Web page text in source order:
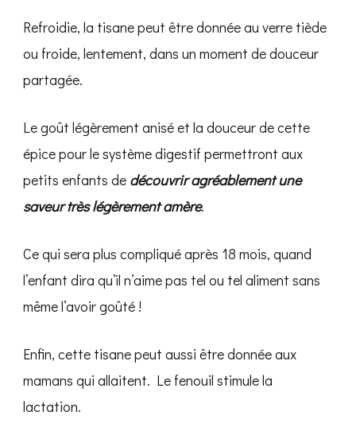
Refroidie, la tisane peut être donnée au verre tiède
ou froide, lentement, dans un moment de douceur
partagée.
Le goût légèrement anisé et la douceur de cette
épice pour le système digestif permettront aux
petits enfants de découvrir agréablement une
saveur très légèrement amère.
Ce qui sera plus compliqué après 18 mois, quand
l’enfant dira qu’il n’aime pas tel ou tel aliment sans
même l’avoir goûté !
Enfin, cette tisane peut aussi être donnée aux
mamans qui allaitent. Le fenouil stimule la
lactation.